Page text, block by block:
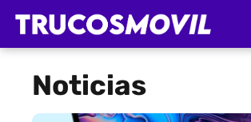
Noticias